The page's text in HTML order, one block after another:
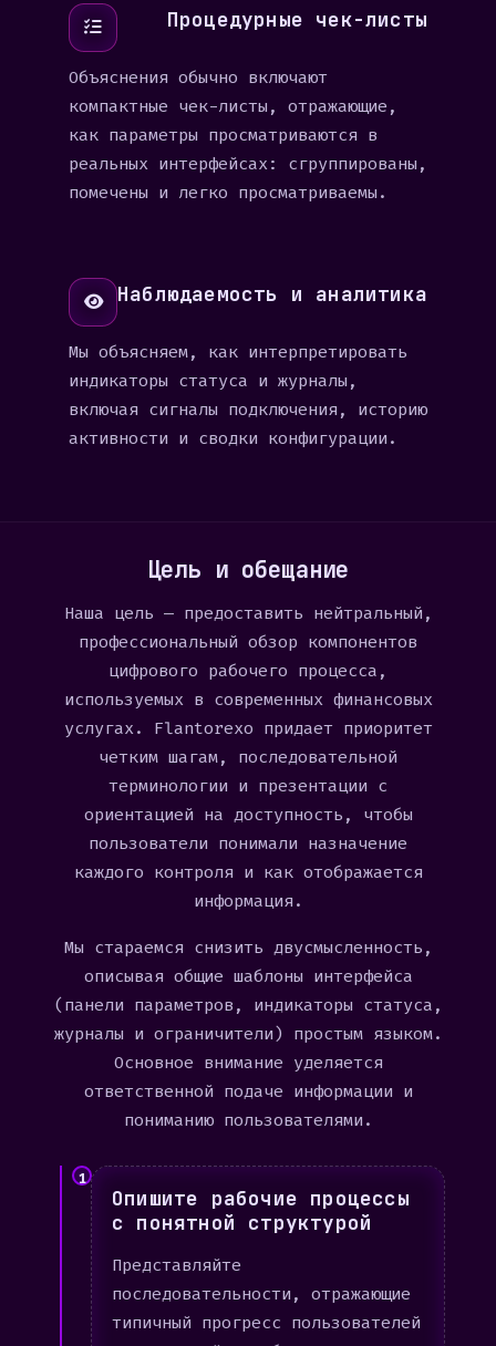
Процедурные чек-листы
Объяснения обычно включают
компактные чек-листы, отражающие,
как параметры просматриваются в
реальных интерфейсах: сгруппированы,
помечены и легко просматриваемы.
Наблюдаемость и аналитика
Мы объясняем, как интерпретировать
индикаторы статуса и журналы,
включая сигналы подключения, историю
активности и сводки конфигурации.
Цель и обещание
Наша цель — предоставить нейтральный,
профессиональный обзор компонентов
цифрового рабочего процесса,
используемых в современных финансовых
услугах. Flantorexo придает приоритет
четким шагам, последовательной
терминологии и презентации с
ориентацией на доступность, чтобы
пользователи понимали назначение
каждого контроля и как отображается
информация.
Мы стараемся снизить двусмысленность,
описывая общие шаблоны интерфейса
(панели параметров, индикаторы статуса,
журналы и ограничители) простым языком.
Основное внимание уделяется
ответственной подаче информации и
пониманию пользователями.
1
Опишите рабочие процессы
с понятной структурой
Представляйте
последовательности, отражающие
типичный прогресс пользователей